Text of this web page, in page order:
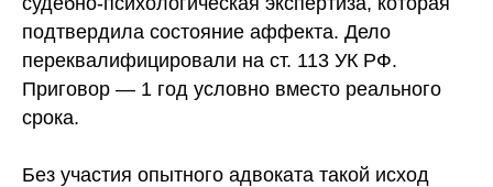
подтвердила состояние аффекта. Дело
переквалифицировали на ст. 113 УК РФ.
Приговор — 1 год условно вместо реального
срока.
Без участия опытного адвоката такой исход